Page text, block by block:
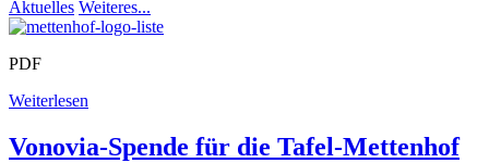
Aktuelles Weiteres...
PDF
Weiterlesen
Vonovia-Spende für die Tafel-Mettenhof